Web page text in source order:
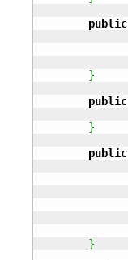
public
}
public
}
public
}